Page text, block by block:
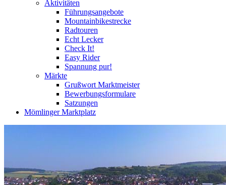
Aktivitäten
Führungsangebote
Mountainbikestrecke
Radtouren
Echt Lecker
Check It!
Easy Rider
Spannung pur!
Märkte
Grußwort Marktmeister
Bewerbungsformulare
Satzungen
Mömlinger Marktplatz